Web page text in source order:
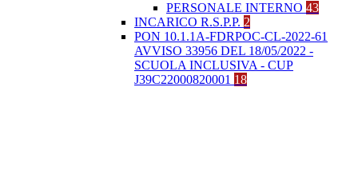
PERSONALE INTERNO 43
INCARICO R.S.P.P. 2
PON 10.1.1A-FDRPOC-CL-2022-61
AVVISO 33956 DEL 18/05/2022 -
SCUOLA INCLUSIVA - CUP
J39C22000820001 18